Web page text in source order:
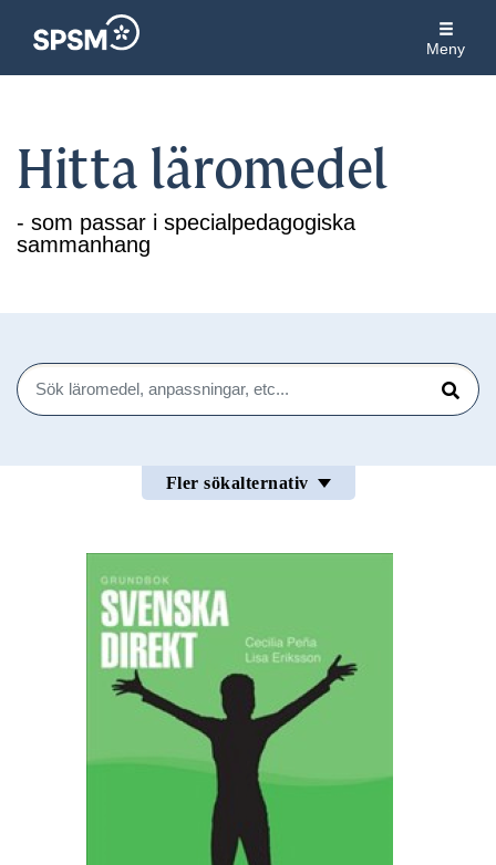
Meny
Hitta läromedel
- som passar i specialpedagogiska
sammanhang
Sök
Sök
Fler sökalternativ